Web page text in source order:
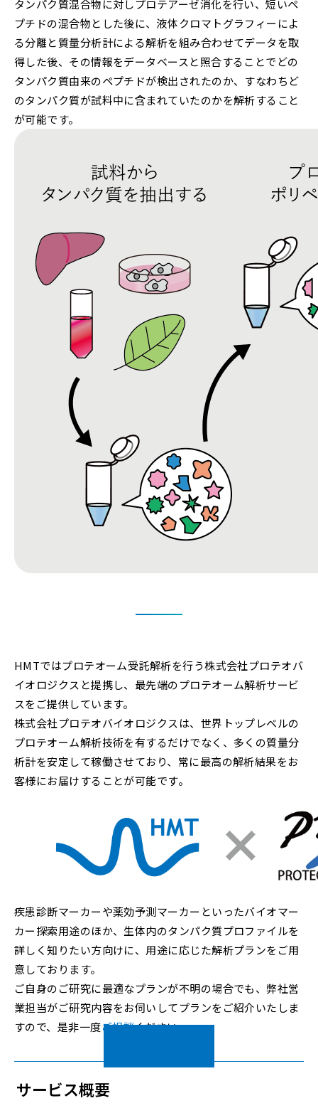
タンパク質混合物に対しプロテアーゼ消化を行い、短いペ
プチドの混合物とした後に、液体クロマトグラフィーによ
る分離と質量分析計による解析を組み合わせてデータを取
得した後、その情報をデータベースと照合することでどの
タンパク質由来のペプチドが検出されたのか、すなわちど
のタンパク質が試料中に含まれていたのかを解析すること
が可能です。
HMTではプロテオーム受託解析を行う株式会社プロテオバ
イオロジクスと提携し、最先端のプロテオーム解析サービ
スをご提供しています。
株式会社プロテオバイオロジクスは、世界トップレベルの
プロテオーム解析技術を有するだけでなく、多くの質量分
析計を安定して稼働させており、常に最高の解析結果をお
客様にお届けすることが可能です。
疾患診断マーカーや薬効予測マーカーといったバイオマー
カー探索用途のほか、生体内のタンパク質プロファイルを
詳しく知りたい方向けに、用途に応じた解析プランをご用
意しております。
ご自身のご研究に最適なプランが不明の場合でも、弊社営
業担当がご研究内容をお伺いしてプランをご紹介いたしま
すので、是非一度ご相談ください。
サービス概要